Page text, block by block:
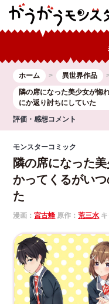
ホーム
異世界作品
隣の席になった美少女が惚
にか返り討ちにしていた
評価・感想コメント
モンスターコミック
隣の席になった
かってくるがい
た
漫画：宮古蜂 原作：荒三水